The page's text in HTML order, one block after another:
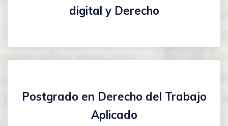
digital y Derecho
Postgrado en Derecho del Trabajo
Aplicado